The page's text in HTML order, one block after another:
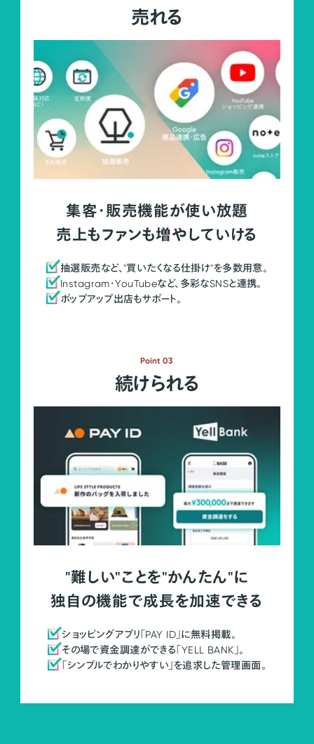
売れる
集客・販売機能が使い放題
売上もファンも増やしていける
抽選販売など、"買いたくなる仕掛け"を多数用意。
Instagram・YouTubeなど、多彩なSNSと連携。
ポップアップ出店もサポート。
Point 03
続けられる
"難しい"ことを"かんたん"に
独自の機能で成長を加速できる
ショッピングアプリ「PAY ID」に無料掲載。
その場で資金調達ができる「YELL BANK」。
「シンプルでわかりやすい」を追求した管理画面。